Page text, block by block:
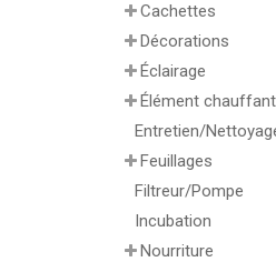
Cachettes
Décorations
Éclairage
Élément
Entretien/
Feuillages
Filtreur/Pompe
Incubation
Nourriture